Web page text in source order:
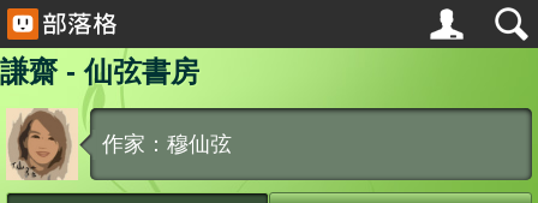
謙齋 - 仙弦書房
作家：穆仙弦